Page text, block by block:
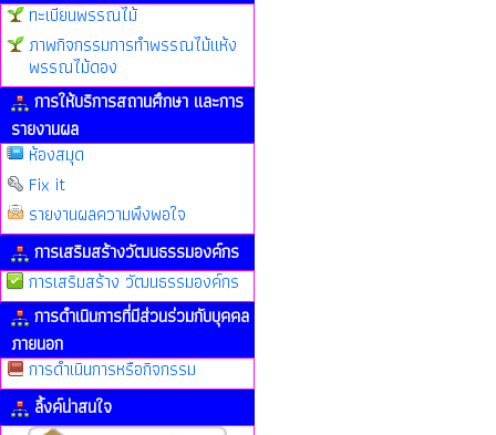
ทะเบียนพรรณไม้
ภาพกิจกรรมการทำพรรณไม้แห้ง
พรรณไม้ดอง
การให้บริการสถานศึกษา และการ
รายงานผล
ห้องสมุด
Fix it
รายงานผลความพึงพอใจ
การเสริมสร้างวัฒนธรรมองค์กร
การเสริมสร้าง วัฒนธรรมองค์กร
การดำเนินการที่มีส่วนร่วมกับบุคคล
ภายนอก
การดำเนินการหรือกิจกรรม
ลิ้งค์น่าสนใจ